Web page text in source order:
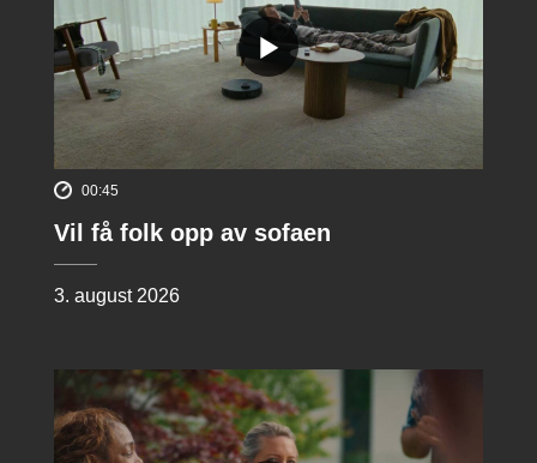
00:45
Vil få folk opp av sofaen
3. august 2026